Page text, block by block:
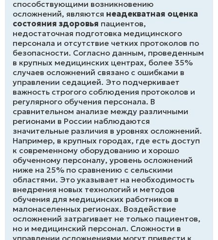
способствующими возникновению
осложнений, являются неадекватная оценка
состояния здоровья пациентов,
недостаточная подготовка медицинского
персонала и отсутствие четких протоколов по
безопасности. Согласно данным, проведенным
в крупных медицинских центрах, более 35%
случаев осложнений связано с ошибками в
управлении седацией. Это подчеркивает
важность строгого соблюдения протоколов и
регулярного обучения персонала. В
сравнительном анализе между различными
регионами в России наблюдаются
значительные различия в уровнях осложнений.
Например, в крупных городах, где есть доступ
к современному оборудованию и хорошо
обученному персоналу, уровень осложнений
ниже на 25% по сравнению с сельскими
областями. Это указывает на необходимость
внедрения новых технологий и методов
обучения для медицинских работников в
малонаселенных регионах. Воздействие
осложнений затрагивает не только пациентов,
но и медицинский персонал. Сложности в
управлении осложнениями могут привести к